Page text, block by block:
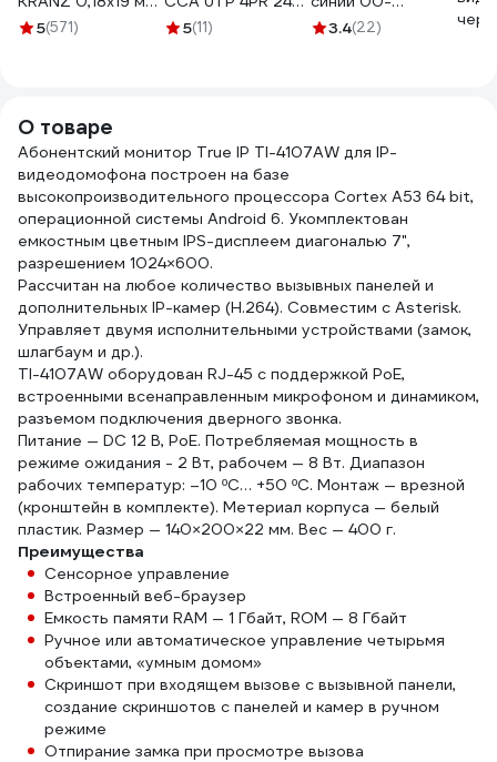
20 м, черная KR-
5(571)
AWG CAT5е 305м
5(11)
00015695
3.4(22)
О товаре
Абонентский монитор True IP TI-4107AW для IP-
видеодомофона построен на базе
высокопроизводительного процессора Cortex A53 64 bit,
операционной системы Android 6. Укомплектован
емкостным цветным IPS-дисплеем диагональю 7",
разрешением 1024×600.
Рассчитан на любое количество вызывных панелей и
дополнительных IP-камер (H.264). Совместим с Asterisk.
Управляет двумя исполнительными устройствами (замок,
шлагбаум и др.).
TI-4107AW оборудован RJ-45 с поддержкой PоE,
встроенными всенаправленным микрофоном и динамиком,
разъемом подключения дверного звонка.
Питание — DC 12 В, PoE. Потребляемая мощность в
режиме ожидания - 2 Вт, рабочем — 8 Вт. Диапазон
рабочих температур: –10 ºС… +50 ºC. Монтаж — врезной
(кронштейн в комплекте). Метериал корпуса — белый
пластик. Размер — 140×200×22 мм. Вес — 400 г.
Преимущества
Сенсорное управление
Встроенный веб-браузер
Емкость памяти RAM — 1 Гбайт, ROM — 8 Гбайт
Ручное или автоматическое управление четырьмя
объектами, «умным домом»
Скриншот при входящем вызове с вызывной панели,
создание скриншотов с панелей и камер в ручном
режиме
Отпирание замка при просмотре вызова